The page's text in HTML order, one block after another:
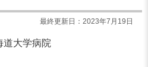
最終更新日：2023年7月19日
道大学病院